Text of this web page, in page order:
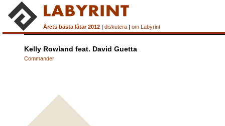
Årets bästa låtar 2012 | diskutera | om Labyrint
Kelly Rowland feat. David Guetta
Commander